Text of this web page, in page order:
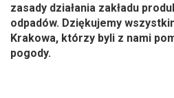
zasady działania zakładu
odpadów. Dziękujemy
Krakowa, którzy byli z nami
pogody.